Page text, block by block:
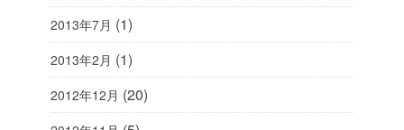
2013年7月 (1)
2013年2月 (1)
2012年12月 (20)